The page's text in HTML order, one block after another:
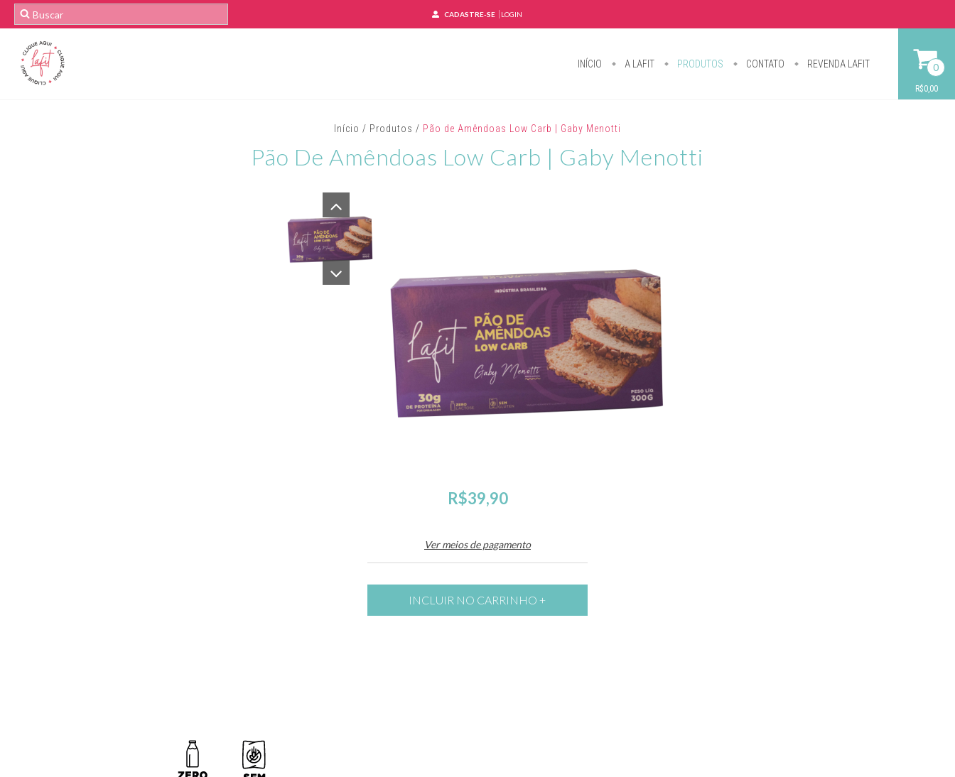
CADASTRE-SE LOGIN
INÍCIO A LAFIT PRODUTOS CONTATO REVENDA LAFIT 0
R$0,00
Início / Produtos / Pão de Amêndoas Low Carb | Gaby Menotti
Pão De Amêndoas Low Carb | Gaby Menotti
R$39,90
Ver meios de pagamento